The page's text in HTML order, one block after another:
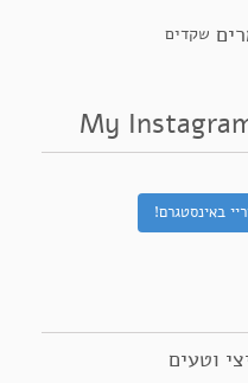
שקדים
באינסטגרם!
וטעים